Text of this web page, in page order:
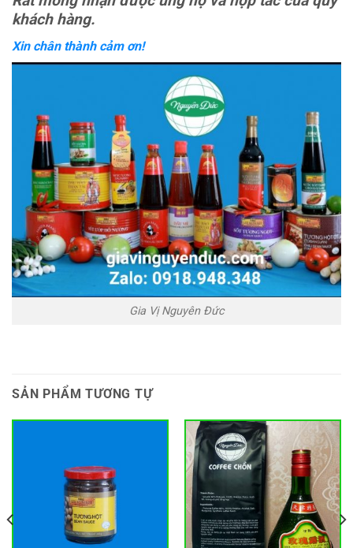
khách hàng.
Xin chân thành cảm ơn!
Gia Vị Nguyên Đức
SẢN PHẨM TƯƠNG TỰ